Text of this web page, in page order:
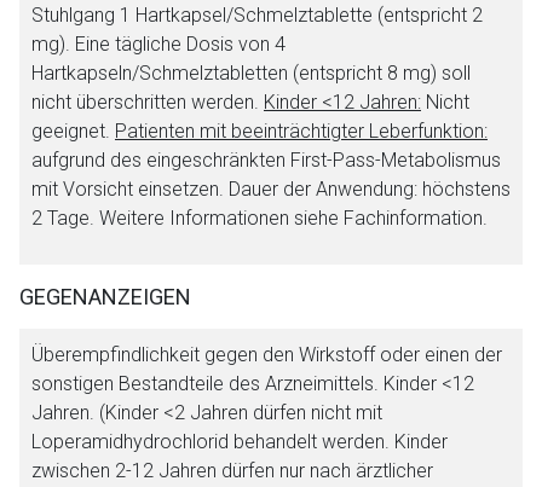
Stuhlgang 1 Hartkapsel/Schmelztablette (entspricht 2
mg). Eine tägliche Dosis von 4
Hartkapseln/Schmelztabletten (entspricht 8 mg) soll
nicht überschritten werden. Kinder <12 Jahren: Nicht
geeignet. Patienten mit beeinträchtigter Leberfunktion:
aufgrund des eingeschränkten First-Pass-Metabolismus
mit Vorsicht einsetzen. Dauer der Anwendung: höchstens
2 Tage. Weitere Informationen siehe Fachinformation.
GEGENANZEIGEN
Überempfindlichkeit gegen den Wirkstoff oder einen der
sonstigen Bestandteile des Arzneimittels. Kinder <12
Jahren. (Kinder <2 Jahren dürfen nicht mit
Loperamidhydrochlorid behandelt werden. Kinder
zwischen 2-12 Jahren dürfen nur nach ärztlicher